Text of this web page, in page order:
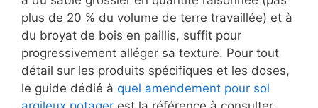
plus de 20 % du volume de terre travaillée) et à
du broyat de bois en paillis, suffit pour
progressivement alléger sa texture. Pour tout
détail sur les produits spécifiques et les doses,
le guide dédié à quel amendement pour sol